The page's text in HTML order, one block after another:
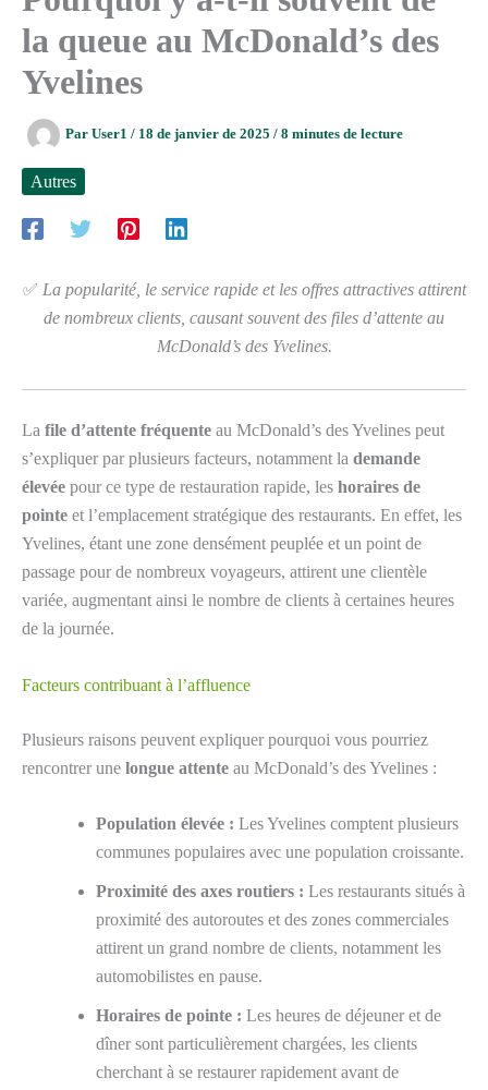
la queue au McDonald’s des
Yvelines
Par User1 / 18 de janvier de 2025 / 8 minutes de lecture
Autres
✅ La popularité, le service rapide et les offres attractives attirent
de nombreux clients, causant souvent des files d’attente au
McDonald’s des Yvelines.
La file d’attente fréquente au McDonald’s des Yvelines peut
s’expliquer par plusieurs facteurs, notamment la demande
élevée pour ce type de restauration rapide, les horaires de
pointe et l’emplacement stratégique des restaurants. En effet, les
Yvelines, étant une zone densément peuplée et un point de
passage pour de nombreux voyageurs, attirent une clientèle
variée, augmentant ainsi le nombre de clients à certaines heures
de la journée.
Facteurs contribuant à l’affluence
Plusieurs raisons peuvent expliquer pourquoi vous pourriez
rencontrer une longue attente au McDonald’s des Yvelines :
Population élevée : Les Yvelines comptent plusieurs
communes populaires avec une population croissante.
Proximité des axes routiers : Les restaurants situés à
proximité des autoroutes et des zones commerciales
attirent un grand nombre de clients, notamment les
automobilistes en pause.
Horaires de pointe : Les heures de déjeuner et de
dîner sont particulièrement chargées, les clients
cherchant à se restaurer rapidement avant de